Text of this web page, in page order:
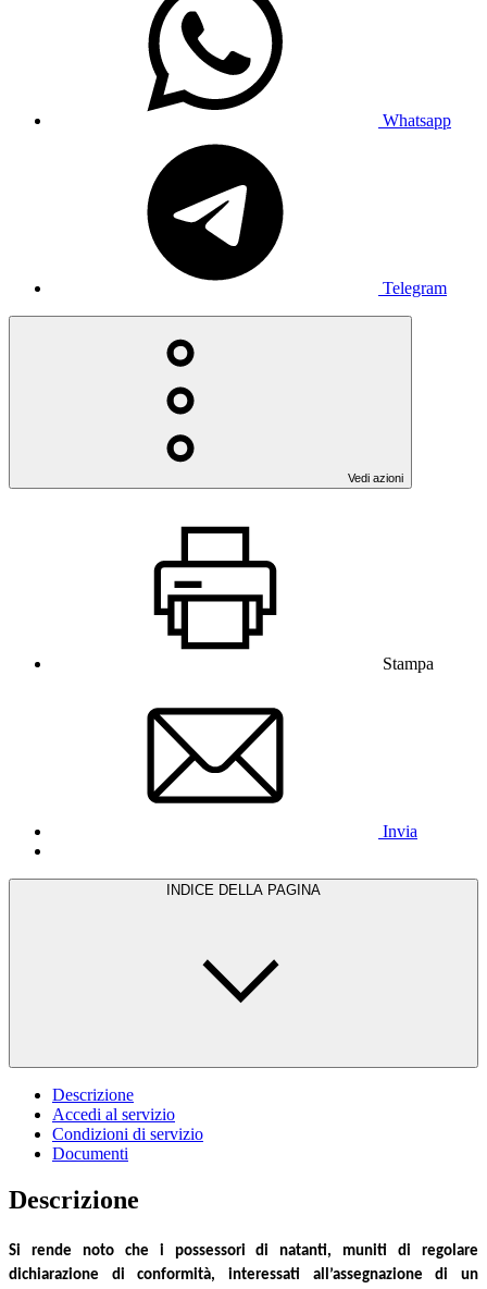
Whatsapp
Telegram
Vedi azioni
Stampa
Invia
INDICE DELLA PAGINA
Descrizione
Accedi al servizio
Condizioni di servizio
Documenti
Descrizione
Si rende noto che i possessori di natanti, muniti di regolare
dichiarazione di conformità, interessati all’assegnazione di un